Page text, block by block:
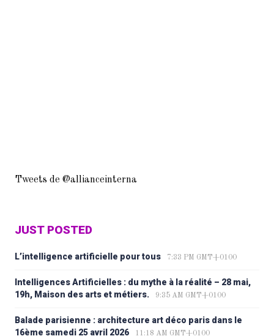
Tweets de @allianceinterna
JUST POSTED
L’intelligence artificielle pour tous 7:33 PM GMT+0100
Intelligences Artificielles : du mythe à la réalité – 28 mai,
19h, Maison des arts et métiers.
9:35 AM GMT+0100
Balade parisienne : architecture art déco paris dans le
16ème samedi 25 avril 2026
11:18 AM GMT+0100